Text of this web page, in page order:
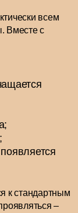
всем
Вместе с
к стандартным
–